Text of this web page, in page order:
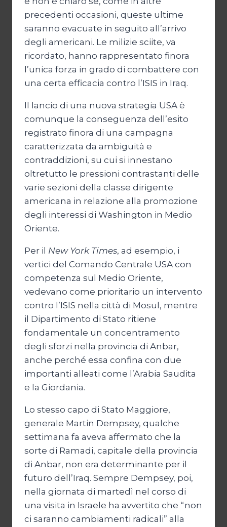
precedenti occasioni, queste ultime
saranno evacuate in seguito all’arrivo
degli americani. Le milizie sciite, va
ricordato, hanno rappresentato finora
l’unica forza in grado di combattere con
una certa efficacia contro l’ISIS in Iraq.
Il lancio di una nuova strategia USA è
comunque la conseguenza dell’esito
registrato finora di una campagna
caratterizzata da ambiguità e
contraddizioni, su cui si innestano
oltretutto le pressioni contrastanti delle
varie sezioni della classe dirigente
americana in relazione alla promozione
degli interessi di Washington in Medio
Oriente.
Per il New York Times, ad esempio, i
vertici del Comando Centrale USA con
competenza sul Medio Oriente,
vedevano come prioritario un intervento
contro l’ISIS nella città di Mosul, mentre
il Dipartimento di Stato ritiene
fondamentale un concentramento
degli sforzi nella provincia di Anbar,
anche perché essa confina con due
importanti alleati come l’Arabia Saudita
e la Giordania.
Lo stesso capo di Stato Maggiore,
generale Martin Dempsey, qualche
settimana fa aveva affermato che la
sorte di Ramadi, capitale della provincia
di Anbar, non era determinante per il
futuro dell’Iraq. Sempre Dempsey, poi,
nella giornata di martedì nel corso di
una visita in Israele ha avvertito che “non
ci saranno cambiamenti radicali” alla